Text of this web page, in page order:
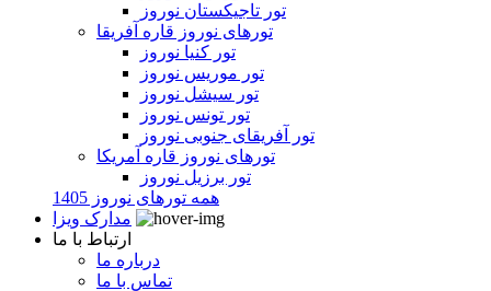
تور تاجیکستان نوروز
تورهای نوروز قاره آفریقا
تور کنیا نوروز
تور موریس نوروز
تور سیشل نوروز
تور تونس نوروز
تور آفریقای جنوبی نوروز
تورهای نوروز قاره آمریکا
تور برزیل نوروز
همه تورهای نوروز 1405
مدارک ویزا
ارتباط با ما
درباره ما
تماس با ما